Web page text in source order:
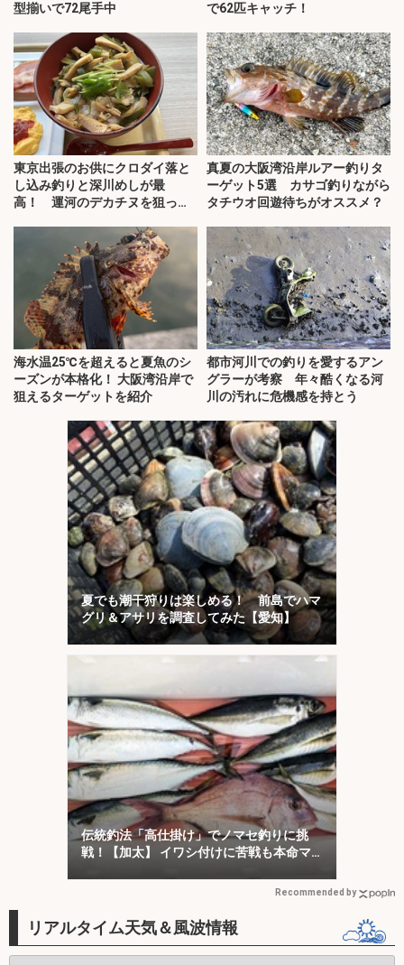
型揃いで72尾手中
で62匹キャッチ！
東京出張のお供にクロダイ落と
し込み釣りと深川めしが最
高！ 運河のデカチヌを狙って
真夏の大阪湾沿岸ルアー釣りタ
ーゲット5選 カサゴ釣りながら
タチウオ回遊待ちがオススメ？
海水温25℃を超えると夏魚のシ
ーズンが本格化！ 大阪湾沿岸で
狙えるターゲットを紹介
都市河川での釣りを愛するアン
グラーが考察 年々酷くなる河
川の汚れに危機感を持とう
夏でも潮干狩りは楽しめる！ 前島でハマ
グリ＆アサリを調査してみた【愛知】
伝統釣法「高仕掛け」でノマセ釣りに挑
戦！【加太】 イワシ付けに苦戦も本命マ
Recommended by
リアルタイム天気＆風波情報